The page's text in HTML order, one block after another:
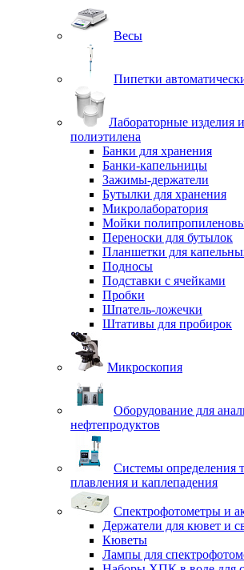
Весы
Пипетки
Лабораторные изделия
полиэтилена
Банки для хранения
Банки-капельницы
Зажимы-держатели
Бутылки для хранения
Микролаборатория
Мойки
Переноски для бутылок
Планшетки для
Подносы
Подставки с ячейками
Пробки
Шпатель-ложечки
Штативы для пробирок
Микроскопия
Оборудование для
нефтепродуктов
Системы определения
плавления и каплепадения
Спектрофотометры и
Держатели для кювет и
Кюветы
Лампы для